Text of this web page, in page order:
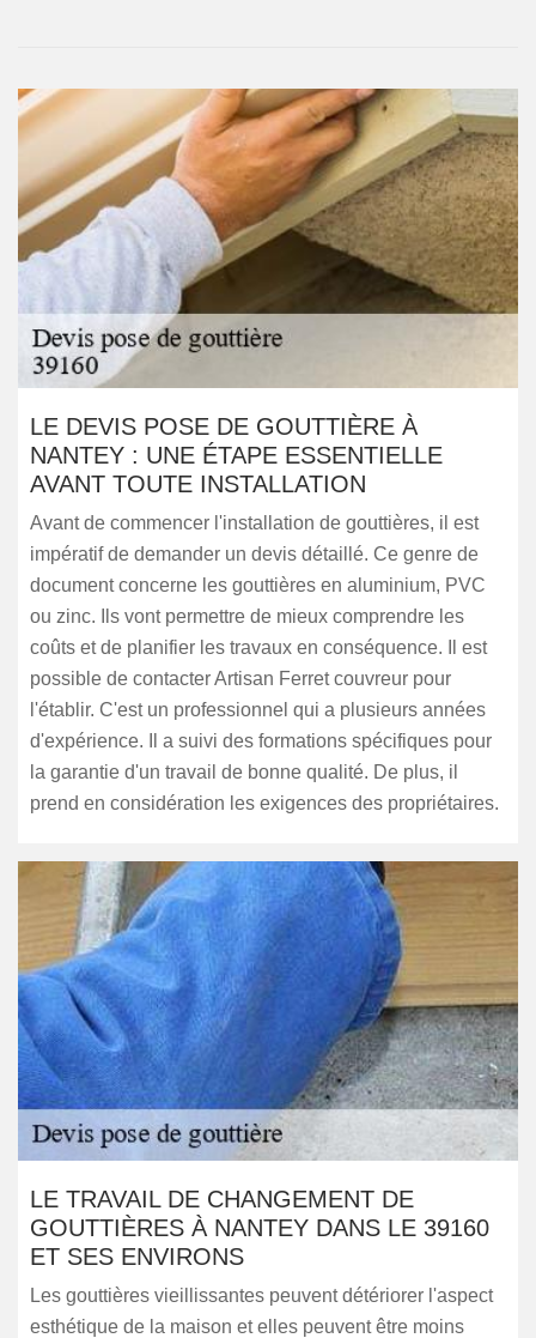
LE DEVIS POSE DE GOUTTIÈRE À
NANTEY : UNE ÉTAPE ESSENTIELLE
AVANT TOUTE INSTALLATION
Avant de commencer l'installation de gouttières, il est
impératif de demander un devis détaillé. Ce genre de
document concerne les gouttières en aluminium, PVC
ou zinc. Ils vont permettre de mieux comprendre les
coûts et de planifier les travaux en conséquence. Il est
possible de contacter Artisan Ferret couvreur pour
l'établir. C'est un professionnel qui a plusieurs années
d'expérience. Il a suivi des formations spécifiques pour
la garantie d'un travail de bonne qualité. De plus, il
prend en considération les exigences des propriétaires.
LE TRAVAIL DE CHANGEMENT DE
GOUTTIÈRES À NANTEY DANS LE 39160
ET SES ENVIRONS
Les gouttières vieillissantes peuvent détériorer l'aspect
esthétique de la maison et elles peuvent être moins